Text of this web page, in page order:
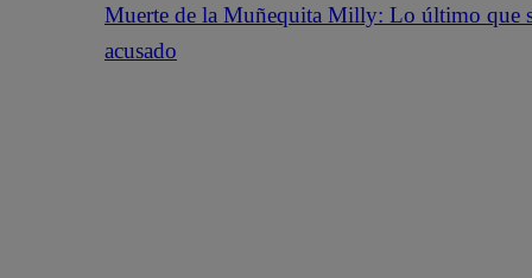
Muerte de la Muñequita Milly: Lo último que
acusado